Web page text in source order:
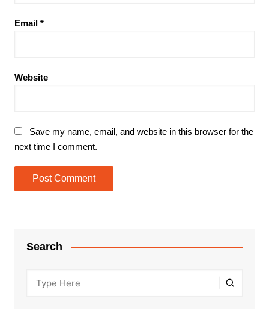
Email *
Website
Save my name, email, and website in this browser for the
next time I comment.
Search